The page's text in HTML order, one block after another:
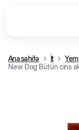
Ana səhifə İt Yem